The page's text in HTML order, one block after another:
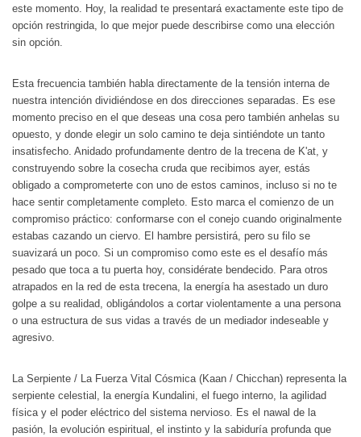
este momento. Hoy, la realidad te presentará exactamente este tipo de
opción restringida, lo que mejor puede describirse como una elección
sin opción.
Esta frecuencia también habla directamente de la tensión interna de
nuestra intención dividiéndose en dos direcciones separadas. Es ese
momento preciso en el que deseas una cosa pero también anhelas su
opuesto, y donde elegir un solo camino te deja sintiéndote un tanto
insatisfecho. Anidado profundamente dentro de la trecena de K'at, y
construyendo sobre la cosecha cruda que recibimos ayer, estás
obligado a comprometerte con uno de estos caminos, incluso si no te
hace sentir completamente completo. Esto marca el comienzo de un
compromiso práctico: conformarse con el conejo cuando originalmente
estabas cazando un ciervo. El hambre persistirá, pero su filo se
suavizará un poco. Si un compromiso como este es el desafío más
pesado que toca a tu puerta hoy, considérate bendecido. Para otros
atrapados en la red de esta trecena, la energía ha asestado un duro
golpe a su realidad, obligándolos a cortar violentamente a una persona
o una estructura de sus vidas a través de un mediador indeseable y
agresivo.
La Serpiente / La Fuerza Vital Cósmica (Kaan / Chicchan) representa la
serpiente celestial, la energía Kundalini, el fuego interno, la agilidad
física y el poder eléctrico del sistema nervioso. Es el nawal de la
pasión, la evolución espiritual, el instinto y la sabiduría profunda que